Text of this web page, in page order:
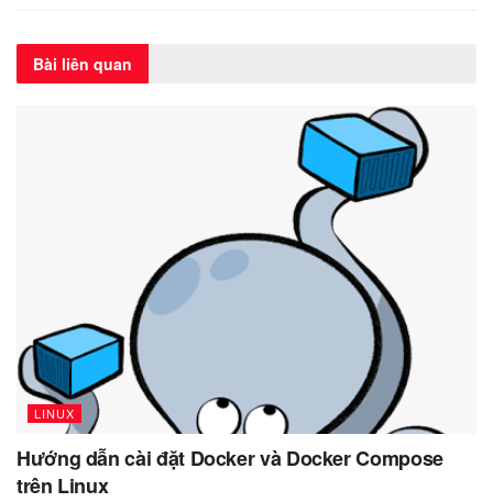
Bài liên quan
LINUX
Hướng dẫn cài đặt Docker và Docker Compose
trên Linux